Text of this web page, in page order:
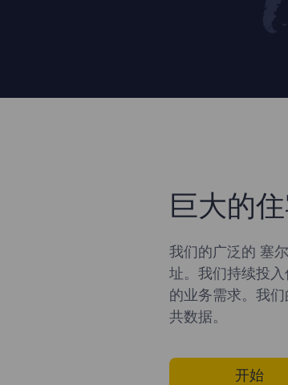
巨大的
我们的广泛的 塞
址。我们持续投
的业务需求。我
共数据。
开始